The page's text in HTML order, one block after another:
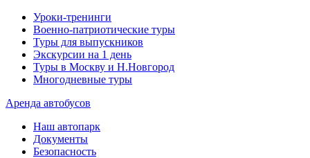
Уроки-тренинги
Военно-патриотические туры
Туры для выпускников
Экскурсии на 1 день
Туры в Москву и Н.Новгород
Многодневные туры
Аренда автобусов
Наш автопарк
Документы
Безопасность